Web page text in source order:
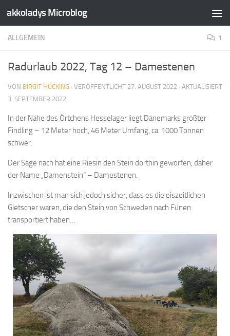
Zum Inhalt springen
akkoladys Microblog
ALLGEMEIN 1
Radurlaub 2022, Tag 12 – Damestenen
VON BIRGIT HÜCKING · VERÖFFENTLICHT 27. AUGUST 2022 · AKTUALISIERT
3. SEPTEMBER 2022
In der Nähe des Örtchens Hesselager liegt Dänemarks größter
Findling – 12 Meter hoch, 46 Meter Umfang, ca. 1000 Tonnen
schwer.
Der Sage nach hat eine Riesin den Stein dorthin geworfen, daher
der Name „Damenstein“ – Damestenen.
Inzwischen ist man sich jedoch sicher, dass es die eiszeitlichen
Gletscher waren, die den Stein von Schweden nach Fünen
transportiert haben…